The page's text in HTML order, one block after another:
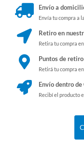
Envío a
Envía tu compra a
Retiro en
Retira tu compra
Puntos de
Retirá tu compra
Envío dentro
Recibí el producto